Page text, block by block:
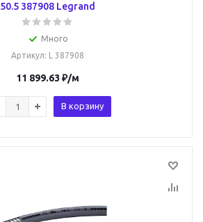
50.5 387908 Legrand
Много
Артикул: L 387908
11 899.63 ₽/м
В корзину